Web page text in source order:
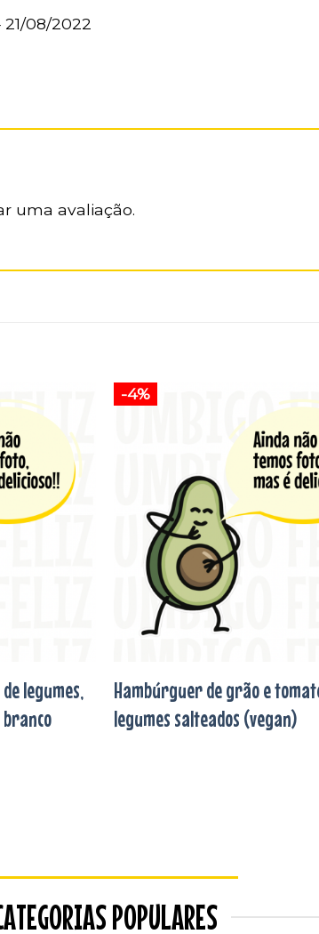
21/08/2022
uma avaliação.
Adicionar
favoritos
legumes,
-4%
Hambúrguer de grão e
legumes salteados (vegan)
POPULARES